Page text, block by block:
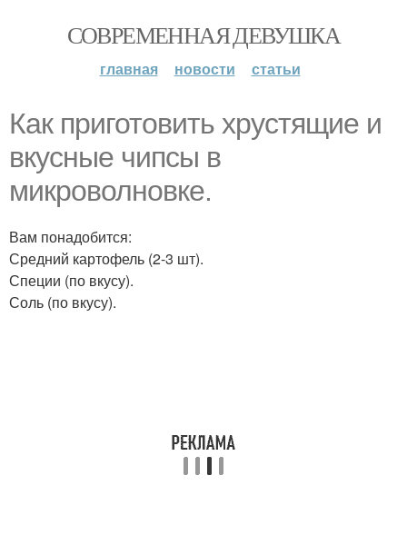
СОВРЕМЕННАЯ ДЕВУШКА
главная новости статьи
Как приготовить хрустящие и
вкусные чипсы в
микроволновке.
Вам понадобится:
Средний картофель (2-3 шт).
Специи (по вкусу).
Соль (по вкусу).